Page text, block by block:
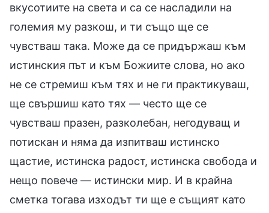
вкусотиите на света и са се насладили на
големия му разкош, и ти също ще се
чувстваш така. Може да се придържаш към
истинския път и към Божиите слова, но ако
не се стремиш към тях и не ги практикуваш,
ще свършиш като тях — често ще се
чувстваш празен, разколебан, негодуващ и
потискан и няма да изпитваш истинско
щастие, истинска радост, истинска свобода и
нещо повече — истински мир. И в крайна
сметка тогава изходът ти ще е същият като